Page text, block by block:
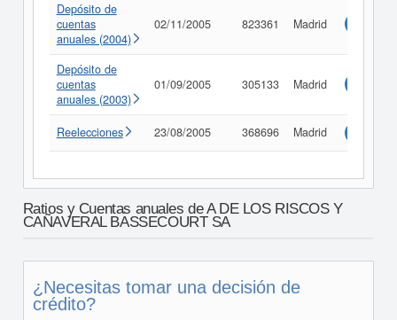
Depósito de
cuentas
anuales (2004)
02/11/2005 823361 Madrid
Depósito de
cuentas
anuales (2003)
01/09/2005 305133 Madrid
Reelecciones 23/08/2005 368696 Madrid
Ratios y Cuentas anuales de A DE LOS RISCOS Y
CAÑAVERAL BASSECOURT SA
¿Necesitas tomar una decisión de
crédito?